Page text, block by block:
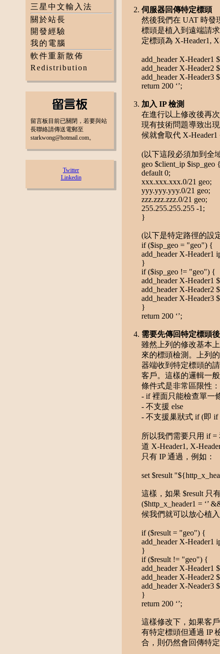
三星中文輸入法
關於站長
開發經驗
我的電腦
軟件重新散佈
Redistribution
留言板目前已關閉，若要與站
長聯絡請傳送電郵至
starkwong@hotmail.com。
Twitter
Linkedin
伺服器回傳特定標頭
然後我們在 UAT 時發
標頭是植入到遠端請
定標頭為 X-Header1,
add_header X-Header1
add_header X-Header2
add_header X-Header3
return 200 ‘’;
加入 IP 檢測
在進行以上修改後再
現有技術問題導致出
候就會取代 X-
(以下這段必須加到全
geo $client_ip $isp_geo
default 0;
xxx.xxx.xxx.0/21 geo;
yyy.yyy.yyy.0/21 geo;
zzz.zzz.zzz.0/21 geo;
255.255.255.255 -1;
}
(以下是特定路徑的設
if ($isp_geo = "geo") {
add_header X-Header1
}
if ($isp_geo != "geo") {
add_header X-Header1
add_header X-Header2
add_header X-Header3
}
return 200 ‘’;
需要先傳回特定標頭
雖然上列的修改基本
來的標頭檢測。上列
器端收到特定標頭的
客戶。這樣的邏輯一
條件式是非常區限性：
- if 裡面只能檢查單一
- 不支援 else
- 不支援巢狀式 if (即
所以我們需要只用 if
道 X-Header1, X-
只有 IP 通過，例如：
set $result
這樣，如果 $result 只
($http_x_header1 = ‘’
候我們就可以放心植
if ($result = "geo") {
add_header X-Header1
}
if ($result != "geo") {
add_header X-Header1
add_header X-Header2
add_header X-Neader3
}
return 200 ‘’;
這樣修改下，如果客
有特定標頭但通過 IP
合，則仍然會回傳特